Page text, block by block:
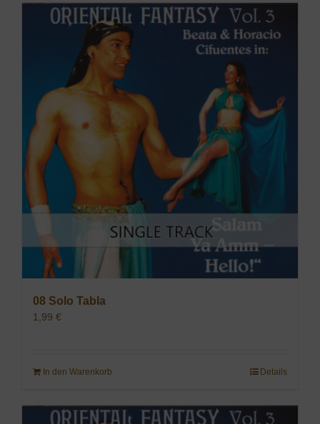
08 Solo Tabla
1,99 €
In den Warenkorb Details